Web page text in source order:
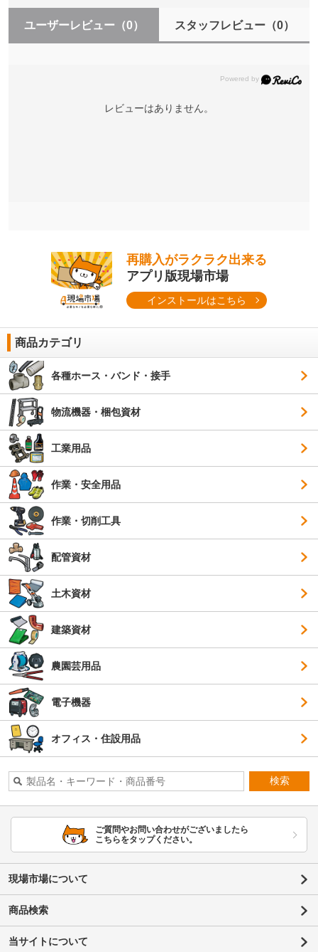
ユーザーレビュー （0） スタッフレビュー（0）
レビューはありません。
再購入がラクラク出来る
アプリ版現場市場
インストールはこちら
商品カテゴリ
各種ホース・バンド・接手
物流機器・梱包資材
工業用品
作業・安全用品
作業・切削工具
配管資材
土木資材
建築資材
農園芸用品
電子機器
オフィス・住設用品
検索
ご質問やお問い合わせがございましたら
こちらをタップください。
現場市場について
商品検索
当サイトについて